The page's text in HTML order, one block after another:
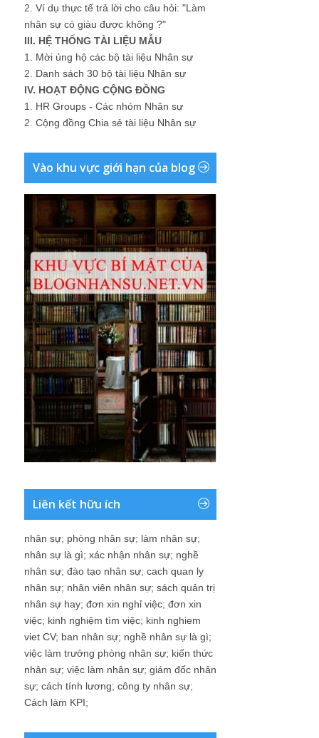
2. Ví dụ thực tế trả lời cho câu hỏi: "Làm
nhân sự có giàu được không ?"
III. HỆ THỐNG TÀI LIỆU MẪU
1. Mời ủng hộ các bộ tài liệu Nhân sự
2. Danh sách 30 bộ tài liệu Nhân sự
IV. HOẠT ĐỘNG CỘNG ĐỒNG
1. HR Groups - Các nhóm Nhân sự
2. Cộng đồng Chia sẻ tài liệu Nhân sự
Vào khu vực giới hạn của blog
Liên kết hữu ích
nhân sự; phòng nhân sự; làm nhân sự;
nhân sự là gì; xác nhận nhân sự; nghề
nhân sự; đào tạo nhân sự; cach quan ly
nhân sự; nhân viên nhân sự; sách quản trị
nhân sự hay; đơn xin nghỉ việc; đơn xin
việc; kinh nghiệm tìm việc; kinh nghiem
viet CV; ban nhân sự; nghề nhân sự là gì;
việc làm trưởng phòng nhân sự; kiến thức
nhân sự; việc làm nhân sự; giám đốc nhân
sự; cách tính lương; công ty nhân sự;
Cách làm KPI;